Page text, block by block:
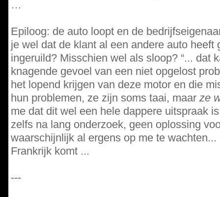
…
Epiloog: de auto loopt en de
je wel dat de klant al een andere auto heeft
ingeruild? Misschien wel als sloop? “... dat
knagende gevoel van een niet opgelost
het lopend krijgen van deze motor en die
hun problemen, ze zijn soms taai, maar ze
me dat dit wel een hele dappere uitspraak
zelfs na lang onderzoek, geen oplossing
waarschijnlijk al ergens op me te
Frankrijk komt ...
---